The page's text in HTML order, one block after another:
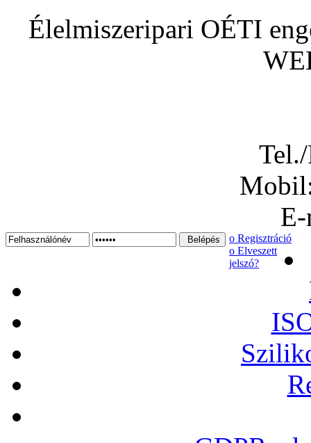
Élelmiszeripari OÉTI
ο Regisztráció
ο Elveszett
jelszó?